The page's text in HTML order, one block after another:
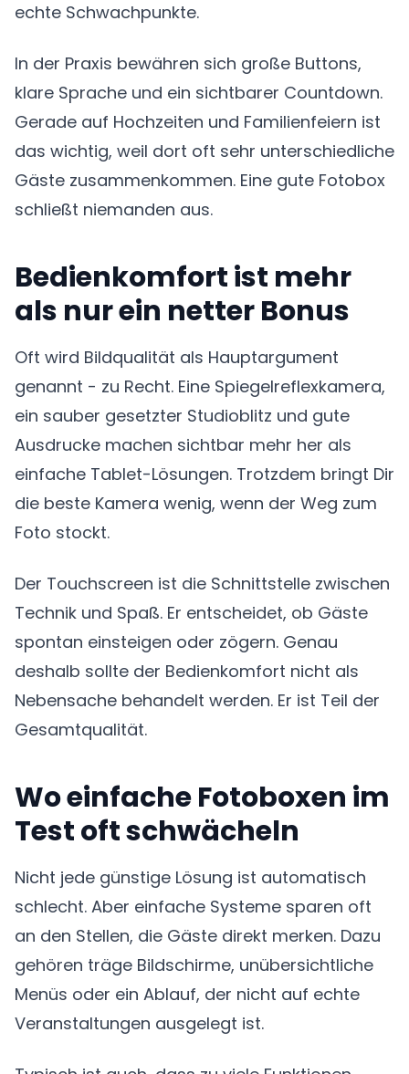
echte Schwachpunkte.
In der Praxis bewähren sich große Buttons,
klare Sprache und ein sichtbarer Countdown.
Gerade auf Hochzeiten und Familienfeiern ist
das wichtig, weil dort oft sehr unterschiedliche
Gäste zusammenkommen. Eine gute Fotobox
schließt niemanden aus.
Bedienkomfort ist mehr
als nur ein netter Bonus
Oft wird Bildqualität als Hauptargument
genannt - zu Recht. Eine Spiegelreflexkamera,
ein sauber gesetzter Studioblitz und gute
Ausdrucke machen sichtbar mehr her als
einfache Tablet-Lösungen. Trotzdem bringt Dir
die beste Kamera wenig, wenn der Weg zum
Foto stockt.
Der Touchscreen ist die Schnittstelle zwischen
Technik und Spaß. Er entscheidet, ob Gäste
spontan einsteigen oder zögern. Genau
deshalb sollte der Bedienkomfort nicht als
Nebensache behandelt werden. Er ist Teil der
Gesamtqualität.
Wo einfache Fotoboxen im
Test oft schwächeln
Nicht jede günstige Lösung ist automatisch
schlecht. Aber einfache Systeme sparen oft
an den Stellen, die Gäste direkt merken. Dazu
gehören träge Bildschirme, unübersichtliche
Menüs oder ein Ablauf, der nicht auf echte
Veranstaltungen ausgelegt ist.